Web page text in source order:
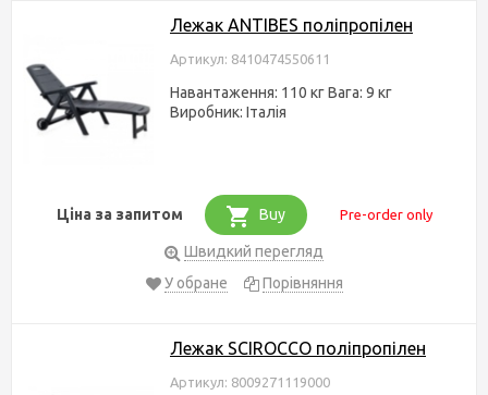
Лежак ANTIBES поліпропілен
Артикул: 8410474550611
Навантаження: 110 кг Вага: 9 кг
Виробник: Італія
Ціна за запитом Buy Pre-order only
Швидкий перегляд
У обране
Порівняння
Лежак SCIROCCO поліпропілен
Артикул: 8009271119000